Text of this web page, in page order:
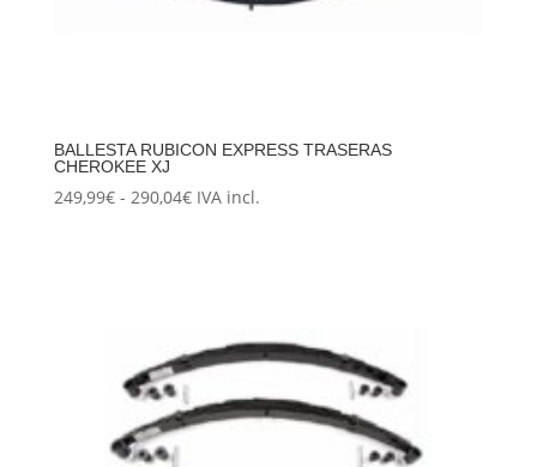
BALLESTA RUBICON EXPRESS TRASERAS
CHEROKEE XJ
249,99€ - 290,04€Rango
290,04€
IVA incl.